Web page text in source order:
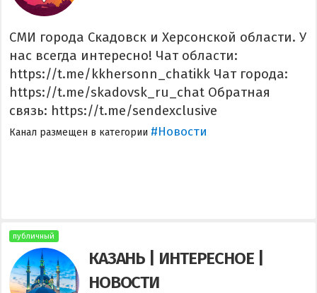
СМИ города Скадовск и Херсонской области. У
нас всегда интересно! Чат области:
https://t.me/kkhersonn_chatikk Чат города:
https://t.me/skadovsk_ru_chat Обратная
связь: https://t.me/sendexclusive
Канал размещен в категории #Новости
публичный
КАЗАНЬ | ИНТЕРЕСНОЕ |
НОВОСТИ